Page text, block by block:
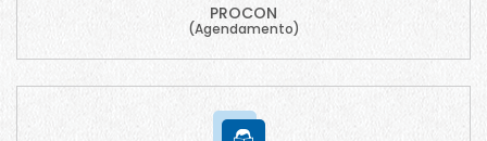
PROCON
(Agendamento)